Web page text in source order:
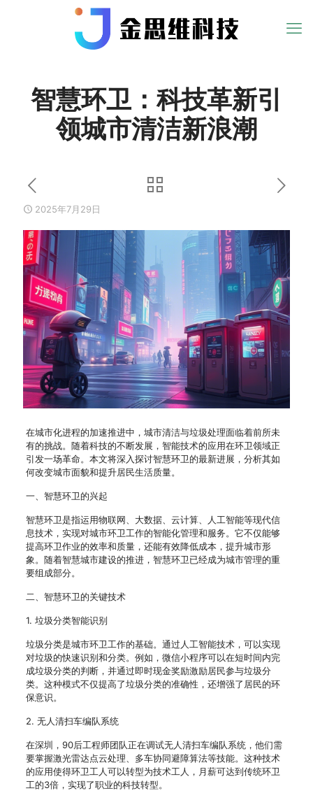
智慧环卫：科技革新引
领城市清洁新浪潮
2025年7月29日
在城市化进程的加速推进中，城市清洁与垃圾处理面临着前所未
有的挑战。随着科技的不断发展，智能技术的应用在环卫领域正
引发一场革命。本文将深入探讨智慧环卫的最新进展，分析其如
何改变城市面貌和提升居民生活质量。
一、智慧环卫的兴起
智慧环卫是指运用物联网、大数据、云计算、人工智能等现代信
息技术，实现对城市环卫工作的智能化管理和服务。它不仅能够
提高环卫作业的效率和质量，还能有效降低成本，提升城市形
象。随着智慧城市建设的推进，智慧环卫已经成为城市管理的重
要组成部分。
二、智慧环卫的关键技术
1. 垃圾分类智能识别
垃圾分类是城市环卫工作的基础。通过人工智能技术，可以实现
对垃圾的快速识别和分类。例如，微信小程序可以在短时间内完
成垃圾分类的判断，并通过即时现金奖励激励居民参与垃圾分
类。这种模式不仅提高了垃圾分类的准确性，还增强了居民的环
保意识。
2. 无人清扫车编队系统
在深圳，90后工程师团队正在调试无人清扫车编队系统，他们需
要掌握激光雷达点云处理、多车协同避障算法等技能。这种技术
的应用使得环卫工人可以转型为技术工人，月薪可达到传统环卫
工的3倍，实现了职业的科技转型。